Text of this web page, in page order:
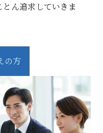
とん追求していきま
の方